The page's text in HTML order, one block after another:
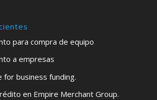
para compra de equipo
a empresas
for business funding.
en Empire Merchant Group.